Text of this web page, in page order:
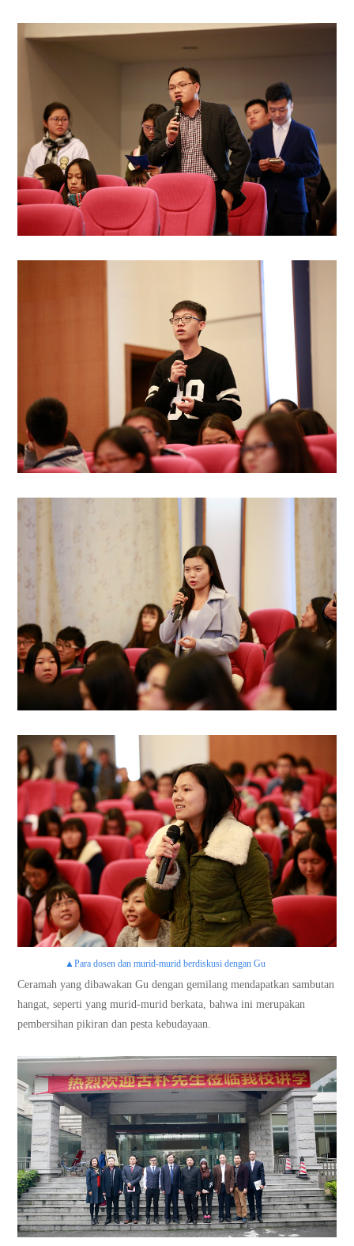
▲Para dosen dan murid-murid berdiskusi dengan Gu
Ceramah yang dibawakan Gu dengan gemilang mendapatkan sambutan
hangat, seperti yang murid-murid berkata, bahwa ini merupakan
pembersihan pikiran dan pesta kebudayaan.